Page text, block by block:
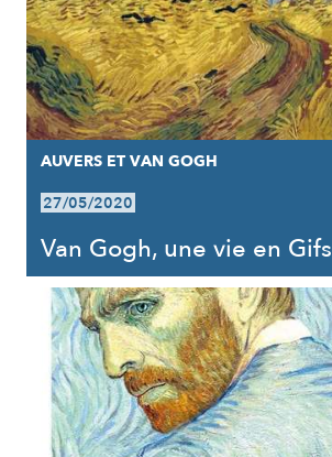
AUVERS ET VAN GOGH
27/05/2020
Van Gogh, une vie en Gifs